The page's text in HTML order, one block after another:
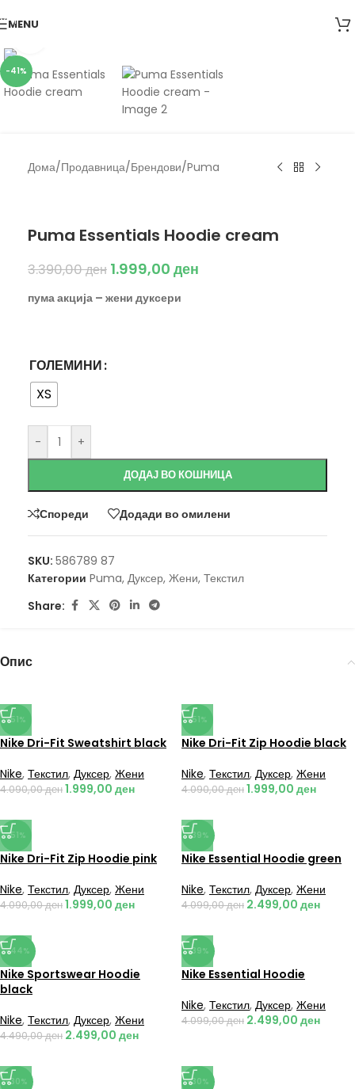
Skip to navigation
Skip to main content
MENU
-41%
Дома/Продавница/Брендови/Puma
Puma Essentials Hoodie cream
3.390,00ден 1.999,00 ден
пума акција – жени дуксери
ГОЛЕМИНИ
XS
- +
ДОДАЈ ВО КОШНИЦА
Спореди Додади во омилени
SKU: 586789 87
Категории Puma, Дуксер, Жени, Текстил
Share:
Опис
-51%
Nike Dri-Fit Sweatshirt black
Nike, Текстил, Дуксер, Жени
4.090,00ден1.999,00 ден
-51%
Nike Dri-Fit Zip Hoodie black
Nike, Текстил, Дуксер, Жени
4.090,00ден1.999,00 ден
-51%
Nike Dri-Fit Zip Hoodie pink
Nike, Текстил, Дуксер, Жени
4.090,00ден1.999,00 ден
-39%
Nike Essential Hoodie green
Nike, Текстил, Дуксер, Жени
4.099,00ден 2.499,00 ден
-44%
Nike Sportswear Hoodie
black
Nike, Текстил, Дуксер, Жени
4.490,00ден 2.499,00 ден
-39%
Nike Essential Hoodie
Nike, Текстил, Дуксер, Жени
4.099,00ден 2.499,00 ден
-30% -30%